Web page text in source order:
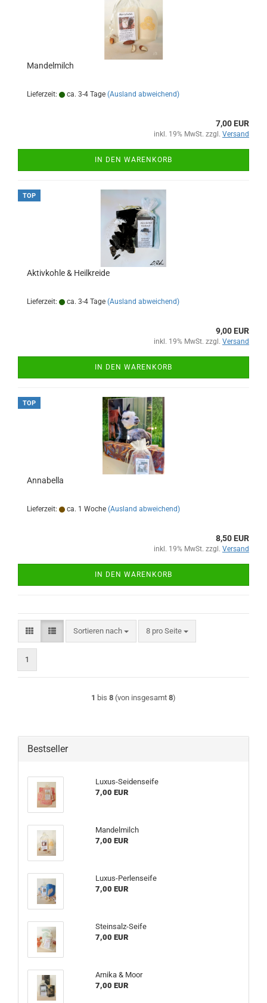
Mandelmilch
Lieferzeit: ca. 3-4 Tage (Ausland abweichend)
7,00 EUR
inkl. 19% MwSt. zzgl. Versand
IN DEN WARENKORB
TOP
Aktivkohle & Heilkreide
Lieferzeit: ca. 3-4 Tage (Ausland abweichend)
9,00 EUR
inkl. 19% MwSt. zzgl. Versand
IN DEN WARENKORB
TOP
Annabella
Lieferzeit: ca. 1 Woche (Ausland abweichend)
8,50 EUR
inkl. 19% MwSt. zzgl. Versand
IN DEN WARENKORB
Sortieren nach
Sortieren nach 8 pro Seite
pro Seite
1
1 bis 8 (von insgesamt 8)
Bestseller
Luxus-Seidenseife
7,00 EUR
Mandelmilch
7,00 EUR
Luxus-Perlenseife
7,00 EUR
Steinsalz-Seife
7,00 EUR
Arnika & Moor
7,00 EUR